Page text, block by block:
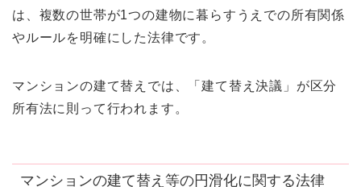
は、複数の世帯が1つの建物に暮らすうえでの所有関係
やルールを明確にした法律です。
マンションの建て替えでは、「建て替え決議」が区分
所有法に則って行われます。
マンションの建て替え等の円滑化に関する法律